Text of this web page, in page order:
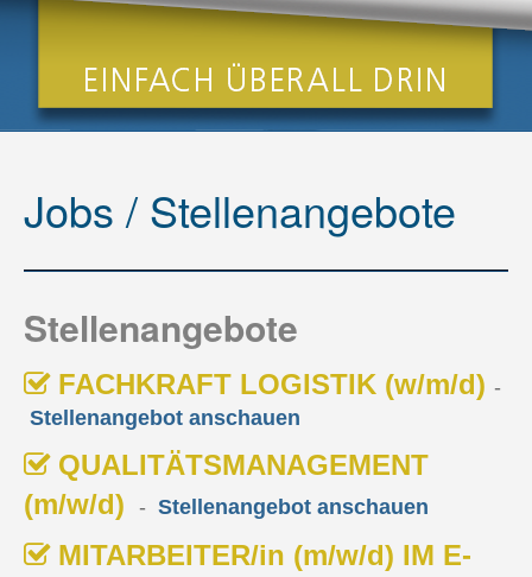
Fachkraft Logistik
Qualitätsmanagement
Mitarbeiter/in im E-Commerce (m/w/d)
FACHKRAFT LOGISTIK-Ausbildung
Kontakt
Jobs / Stellenangebote
Stellenangebote
FACHKRAFT LOGISTIK (w/m/d) -
Stellenangebot anschauen
QUALITÄTSMANAGEMENT
(m/w/d)
- Stellenangebot anschauen
MITARBEITER/in (m/w/d) IM E-